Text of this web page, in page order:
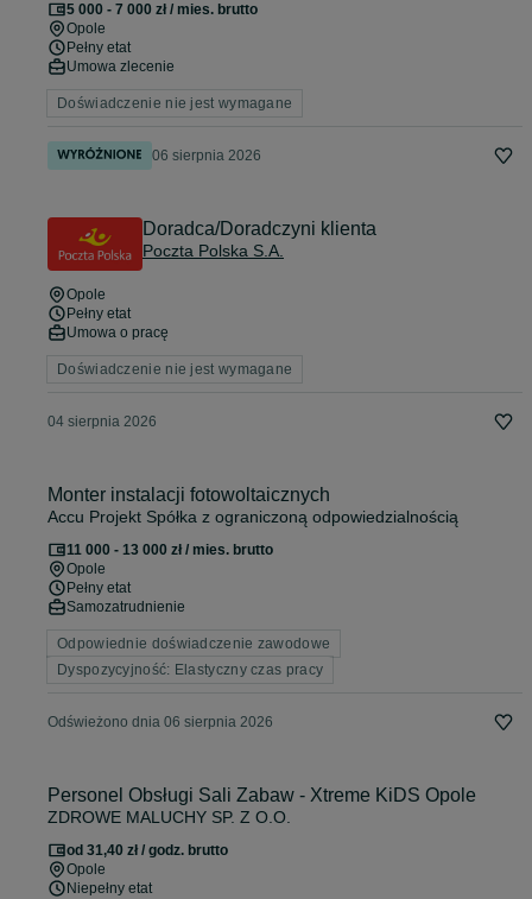
5 000 - 7 000 zł / mies. brutto
Opole
Pełny etat
Umowa zlecenie
Doświadczenie nie jest wymagane
06 sierpnia 2026
Doradca/Doradczyni klienta
Poczta Polska S.A.
Opole
Pełny etat
Umowa o pracę
Doświadczenie nie jest wymagane
04 sierpnia 2026
Monter instalacji fotowoltaicznych
Accu Projekt Spółka z ograniczoną odpowiedzialnością
11 000 - 13 000 zł / mies. brutto
Opole
Pełny etat
Samozatrudnienie
Odpowiednie doświadczenie zawodowe
Dyspozycyjność: Elastyczny czas pracy
Odświeżono dnia 06 sierpnia 2026
Personel Obsługi Sali Zabaw - Xtreme KiDS Opole
ZDROWE MALUCHY SP. Z O.O.
od 31,40 zł / godz. brutto
Opole
Niepełny etat